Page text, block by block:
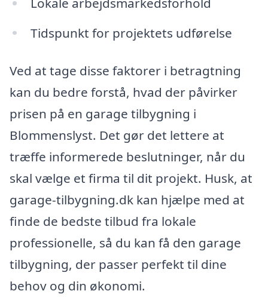
Tidspunkt for projektets udførelse
Ved at tage disse faktorer i betragtning
kan du bedre forstå, hvad der påvirker
prisen på en garage tilbygning i
Blommenslyst. Det gør det lettere at
træffe informerede beslutninger, når du
skal vælge et firma til dit projekt. Husk, at
garage-tilbygning.dk kan hjælpe med at
finde de bedste tilbud fra lokale
professionelle, så du kan få den garage
tilbygning, der passer perfekt til dine
behov og din økonomi.